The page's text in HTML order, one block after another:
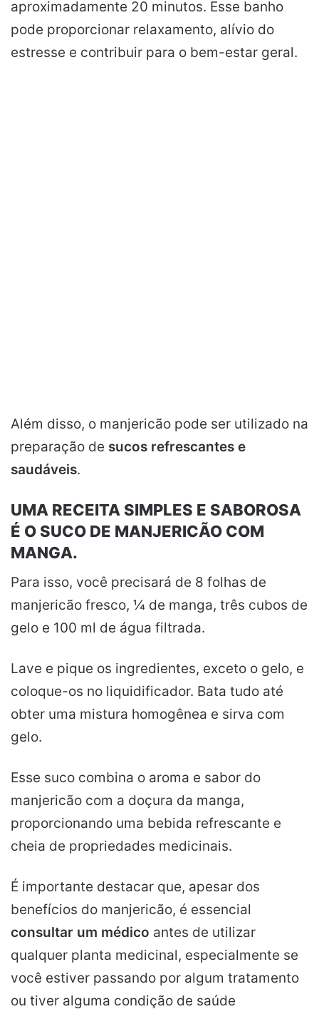
aproximadamente 20 minutos. Esse banho
pode proporcionar relaxamento, alívio do
estresse e contribuir para o bem-estar geral.
Além disso, o manjericão pode ser utilizado na
preparação de sucos refrescantes e
saudáveis.
UMA RECEITA SIMPLES E SABOROSA
É O SUCO DE MANJERICÃO COM
MANGA.
Para isso, você precisará de 8 folhas de
manjericão fresco, ¼ de manga, três cubos de
gelo e 100 ml de água filtrada.
Lave e pique os ingredientes, exceto o gelo, e
coloque-os no liquidificador. Bata tudo até
obter uma mistura homogênea e sirva com
gelo.
Esse suco combina o aroma e sabor do
manjericão com a doçura da manga,
proporcionando uma bebida refrescante e
cheia de propriedades medicinais.
É importante destacar que, apesar dos
benefícios do manjericão, é essencial
consultar um médico antes de utilizar
qualquer planta medicinal, especialmente se
você estiver passando por algum tratamento
ou tiver alguma condição de saúde